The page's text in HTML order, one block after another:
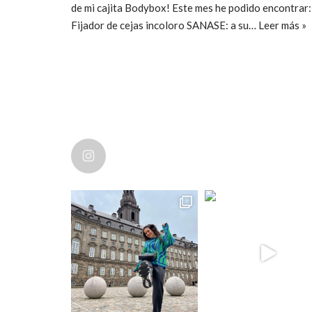
de mi cajita Bodybox! Este mes he podido
Fijador de cejas incoloro SANASE: a su… Leer más »